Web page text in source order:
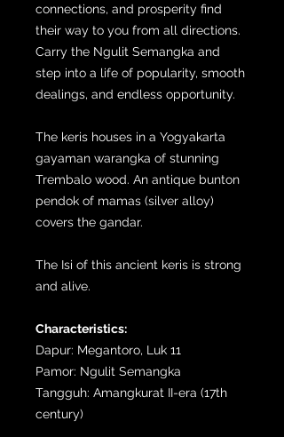
connections, and prosperity find
their way to you from all directions.
Carry the Ngulit Semangka and
step into a life of popularity, smooth
dealings, and endless opportunity.
The keris houses in a Yogyakarta
gayaman warangka of stunning
Trembalo wood. An antique bunton
pendok of mamas (silver alloy)
covers the gandar.
The Isi of this ancient keris is strong
and alive.
Characteristics:
Dapur: Megantoro, Luk 11
Pamor: Ngulit Semangka
Tangguh: Amangkurat II-era (17th
century)